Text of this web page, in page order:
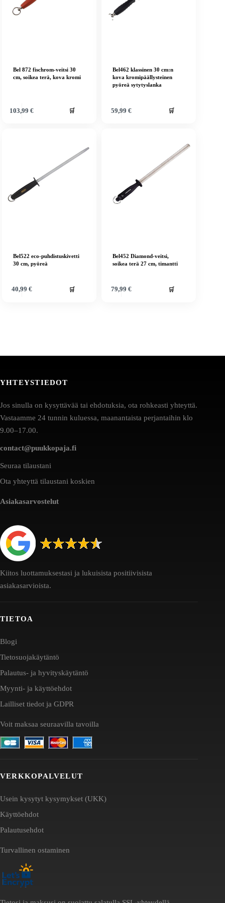
Bel 872 fischrom-veitsi 30
cm, soikea terä, kova kromi
103,99€ 🛒
Bel462 klassinen 30 cm:n
kova kromipäällysteinen
pyöreä sytytyslanka
59,99 € 🛒
Bel522 eco-puhdistuskivetti
30 cm, pyöreä
40,99 € 🛒
Bel452 Diamond-veitsi,
soikea terä 27 cm, timantti
79,99 € 🛒
YHTEYSTIEDOT
Jos sinulla on kysyttävää tai ehdotuksia, ota rohkeasti yhteyttä.
Vastaamme 24 tunnin kuluessa, maanantaista perjantaihin klo
9.00–17.00.
contact@puukkopaja.fi
Seuraa tilaustani
Ota yhteyttä tilaustani koskien
Asiakasarvostelut
Kiitos luottamuksestasi ja lukuisista positiivisista
asiakasarvioista.
TIETOA
Blogi
Tietosuojakäytäntö
Palautus- ja hyvityskäytäntö
Myynti- ja käyttöehdot
Lailliset tiedot ja GDPR
Voit maksaa seuraavilla tavoilla
VERKKOPALVELUT
Usein kysytyt kysymykset (UKK)
Käyttöehdot
Palautusehdot
Turvallinen ostaminen